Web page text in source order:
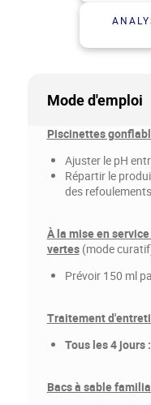
Mode d'emploi
Piscinettes
Ajuster le pH
Répartir le
des
À la mise en
vertes(mode
Prévoir 150 ml
Traitement
Tous les 4 jours
Bacs à sable